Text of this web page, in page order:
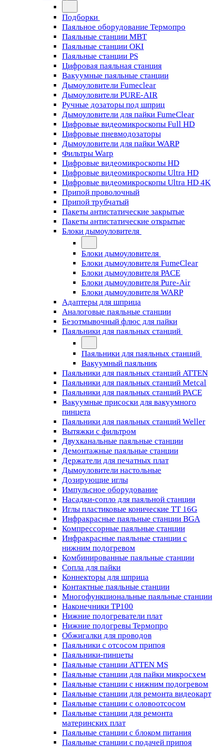
Подборки
Паяльное оборудование Термопро
Паяльные станции MBT
Паяльные станции OKI
Паяльные станции PS
Цифровая паяльная станция
Вакуумные паяльные станции
Дымоуловители Fumeclear
Дымоуловители PURE-AIR
Ручные дозаторы под шприц
Дымоуловители для пайки FumeClear
Цифровые видеомикроскопы Full HD
Цифровые пневмодозаторы
Дымоуловители для пайки WARP
Фильтры Warp
Цифровые видеомикроскопы HD
Цифровые видеомикроскопы Ultra HD
Цифровые видеомикроскопы Ultra HD 4K
Припой проволочный
Припой трубчатый
Пакеты антистатические закрытые
Пакеты антистатические открытые
Блоки дымоуловителя
Блоки дымоуловителя
Блоки дымоуловителя FumeClear
Блоки дымоуловителя PACE
Блоки дымоуловителя Pure-Air
Блоки дымоуловителя WARP
Адаптеры для шприца
Аналоговые паяльные станции
Безотмывочный флюс для пайки
Паяльники для паяльных станций
Паяльники для паяльных станций
Вакуумный паяльник
Паяльники для паяльных станций ATTEN
Паяльники для паяльных станций Metcal
Паяльники для паяльных станций PACE
Вакуумные присоски для вакуумного
пинцета
Паяльники для паяльных станций Weller
Вытяжки с фильтром
Двухканальные паяльные станции
Демонтажные паяльные станции
Держатели для печатных плат
Дымоуловители настольные
Дозирующие иглы
Импульсное оборудование
Насадки-сопло для паяльной станции
Иглы пластиковые конические TT 16G
Инфракрасные паяльные станции BGA
Компрессорные паяльные станции
Инфракрасные паяльные станции с
нижним подогревом
Комбинированные паяльные станции
Сопла для пайки
Коннекторы для шприца
Контактные паяльные станции
Многофункциональные паяльные станции
Наконечники TP100
Нижние подогреватели плат
Нижние подогревы Термопро
Обжигалки для проводов
Паяльники с отсосом припоя
Паяльники-пинцеты
Паяльные станции ATTEN MS
Паяльные станции для пайки микросхем
Паяльные станции с нижним подогревом
Паяльные станции для ремонта видеокарт
Паяльные станции с оловоотсосом
Паяльные станции для ремонта
материнских плат
Паяльные станции с блоком питания
Паяльные станции с подачей припоя